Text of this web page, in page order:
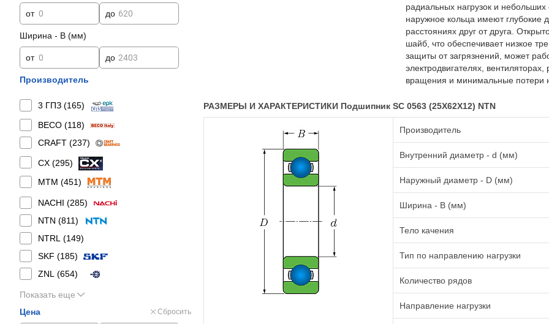
от до
Ширина - B (мм)
от до
Производитель
3 ГПЗ (165)
BECO (118)
CRAFT (237)
CX (295)
MTM (451)
NACHI (285)
NTN (811)
NTRL (149)
SKF (185)
ZNL (654)
Показать еще
Цена
Сбросить
радиальных нагрузок и
наружное кольца имеют глубокие
расстояниях друг от друга.
шайб, что обеспечивает низкое
защиты от загрязнений, может
электродвигателях,
вращения и минимальные потери
РАЗМЕРЫ И ХАРАКТЕРИСТИКИ Подшипник SC 0563 (25X62X12) NTN
Производитель
Внутренний диаметр - d (мм)
Наружный диаметр - D (мм)
Ширина - B (мм)
Тело качения
Тип по направлению нагрузки
Количество рядов
Направление нагрузки